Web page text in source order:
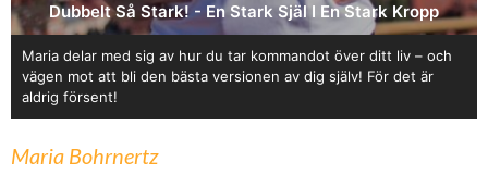
Dubbelt Så Stark! - En Stark Själ I En Stark Kropp
Maria delar med sig av hur du tar kommandot över ditt liv – och
vägen mot att bli den bästa versionen av dig själv! För det är
aldrig försent!
Maria Bohrnertz